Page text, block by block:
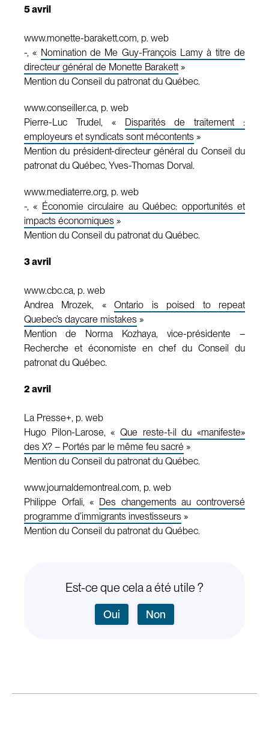
5 avril
www.monette-barakett.com, p. web
-, « Nomination de Me Guy-François Lamy à titre de
directeur général de Monette Barakett »
Mention du Conseil du patronat du Québec.
www.conseiller.ca, p. web
Pierre-Luc Trudel, « Disparités de traitement :
employeurs et syndicats sont mécontents »
Mention du président-directeur général du Conseil du
patronat du Québec, Yves-Thomas Dorval.
www.mediaterre.org, p. web
-, « Économie circulaire au Québec: opportunités et
impacts économiques »
Mention du Conseil du patronat du Québec.
3 avril
www.cbc.ca, p. web
Andrea Mrozek, «Ontario is poised to repeat
Quebec’s daycare mistakes »
Mention de Norma Kozhaya, vice-présidente –
Recherche et économiste en chef du Conseil du
patronat du Québec.
2 avril
La Presse+, p. web
Hugo Pilon-Larose, « Que reste-t-il du «manifeste»
des X? – Portés par le même feu sacré »
Mention du Conseil du patronat du Québec.
www.journaldemontreal.com, p. web
Philippe Orfali, « Des changements au controversé
programme d’immigrants investisseurs »
Mention du Conseil du patronat du Québec.
Est-ce que cela a été utile ?
Oui Non